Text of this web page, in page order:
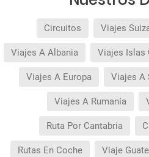
Circuitos Viajes
Viajes A Albania Viajes Islas
Viajes A Europa Viajes A
Viajes A Rumanía
Ruta Por Cantabria
Rutas En Coche Viaje